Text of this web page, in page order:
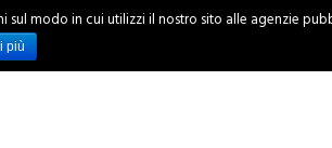
INCHIESTE
modo in cui utilizzi il nostro sito alle agenzie
più